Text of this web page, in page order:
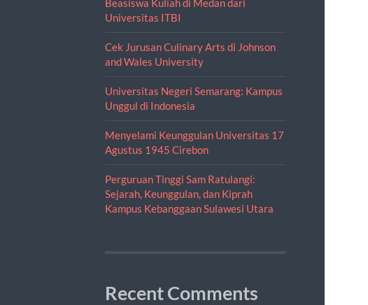
Universitas ITBI
Cek Jurusan Culinary Arts di Johnson
and Wales University
Universitas Negeri Semarang: Kampus
Unggul di Indonesia
Menyelami Keunggulan Universitas 17
Agustus 1945 Cirebon
Perguruan Tinggi Sam Ratulangi:
Sejarah, Keunggulan, dan Kiprah
Kampus Kebanggaan Sulawesi Utara
Recent Comments